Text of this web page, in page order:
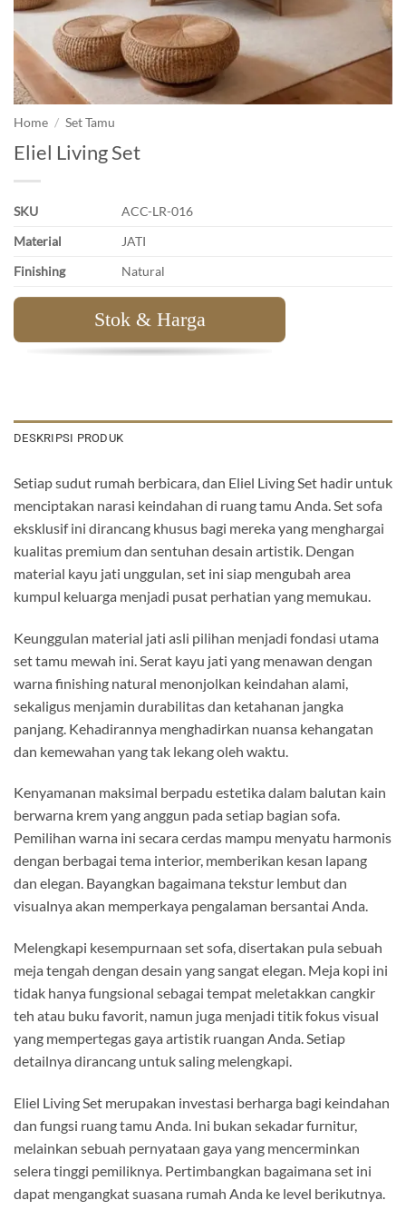
Home / Set Tamu
Eliel Living Set
SKU
ACC-LR-016
Material
JATI
Finishing
Natural
Stok & Harga
DESKRIPSI PRODUK
Setiap sudut rumah berbicara, dan Eliel Living Set hadir untuk
menciptakan narasi keindahan di ruang tamu Anda. Set sofa
eksklusif ini dirancang khusus bagi mereka yang menghargai
kualitas premium dan sentuhan desain artistik. Dengan
material kayu jati unggulan, set ini siap mengubah area
kumpul keluarga menjadi pusat perhatian yang memukau.
Keunggulan material jati asli pilihan menjadi fondasi utama
set tamu mewah ini. Serat kayu jati yang menawan dengan
warna finishing natural menonjolkan keindahan alami,
sekaligus menjamin durabilitas dan ketahanan jangka
panjang. Kehadirannya menghadirkan nuansa kehangatan
dan kemewahan yang tak lekang oleh waktu.
Kenyamanan maksimal berpadu estetika dalam balutan kain
berwarna krem yang anggun pada setiap bagian sofa.
Pemilihan warna ini secara cerdas mampu menyatu harmonis
dengan berbagai tema interior, memberikan kesan lapang
dan elegan. Bayangkan bagaimana tekstur lembut dan
visualnya akan memperkaya pengalaman bersantai Anda.
Melengkapi kesempurnaan set sofa, disertakan pula sebuah
meja tengah dengan desain yang sangat elegan. Meja kopi ini
tidak hanya fungsional sebagai tempat meletakkan cangkir
teh atau buku favorit, namun juga menjadi titik fokus visual
yang mempertegas gaya artistik ruangan Anda. Setiap
detailnya dirancang untuk saling melengkapi.
Eliel Living Set merupakan investasi berharga bagi keindahan
dan fungsi ruang tamu Anda. Ini bukan sekadar furnitur,
melainkan sebuah pernyataan gaya yang mencerminkan
selera tinggi pemiliknya. Pertimbangkan bagaimana set ini
dapat mengangkat suasana rumah Anda ke level berikutnya.